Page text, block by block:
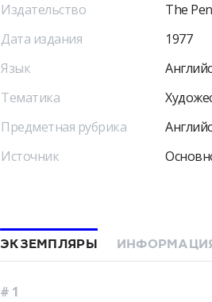
Издательство
The
Дата издания
1977
Язык
Тематика
Предметная рубрика
Источник
ЭКЗЕМПЛЯРЫ
# 1